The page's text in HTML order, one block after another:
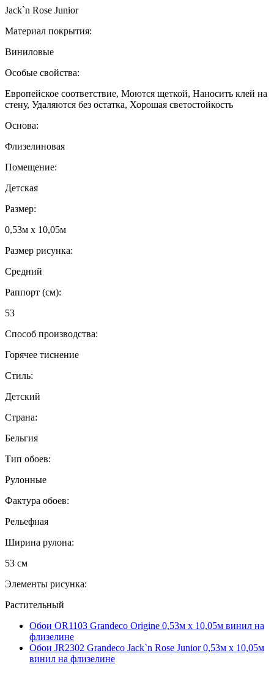
Jack`n Rose Junior
Материал покрытия:
Виниловые
Особые свойства:
Европейское соответствие, Моются щеткой, Наносить клей на
стену, Удаляются без остатка, Хорошая светостойкость
Основа:
Флизелиновая
Помещение:
Детская
Размер:
0,53м x 10,05м
Размер рисунка:
Средний
Раппорт (см):
53
Способ производства:
Горячее тиснение
Стиль:
Детский
Страна:
Бельгия
Тип обоев:
Рулонные
Фактура обоев:
Рельефная
Ширина рулона:
53 см
Элементы рисунка:
Растительный
Обои OR1103 Grandeco Origine 0,53м x 10,05м винил на
флизелине
Обои JR2302 Grandeco Jack`n Rose Junior 0,53м x 10,05м
винил на флизелине